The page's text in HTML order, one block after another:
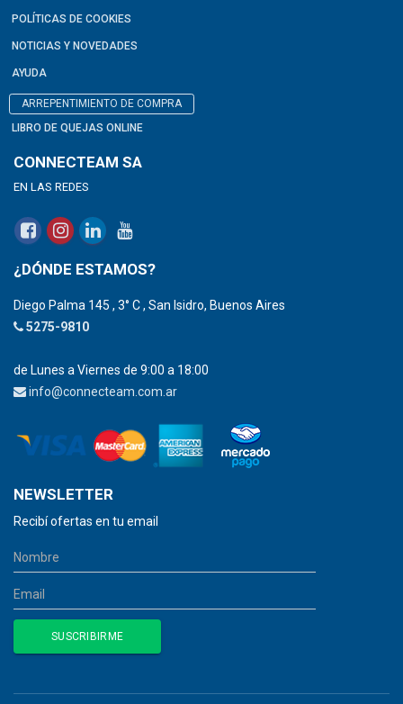
POLÍTICAS DE COOKIES
NOTICIAS Y NOVEDADES
AYUDA
ARREPENTIMIENTO DE COMPRA
LIBRO DE QUEJAS ONLINE
CONNECTEAM SA
EN LAS REDES
¿DÓNDE ESTAMOS?
Diego Palma 145 , 3° C , San Isidro, Buenos Aires
5275-9810
de Lunes a Viernes de 9:00 a 18:00
info@connecteam.com.ar
NEWSLETTER
Recibí ofertas en tu email